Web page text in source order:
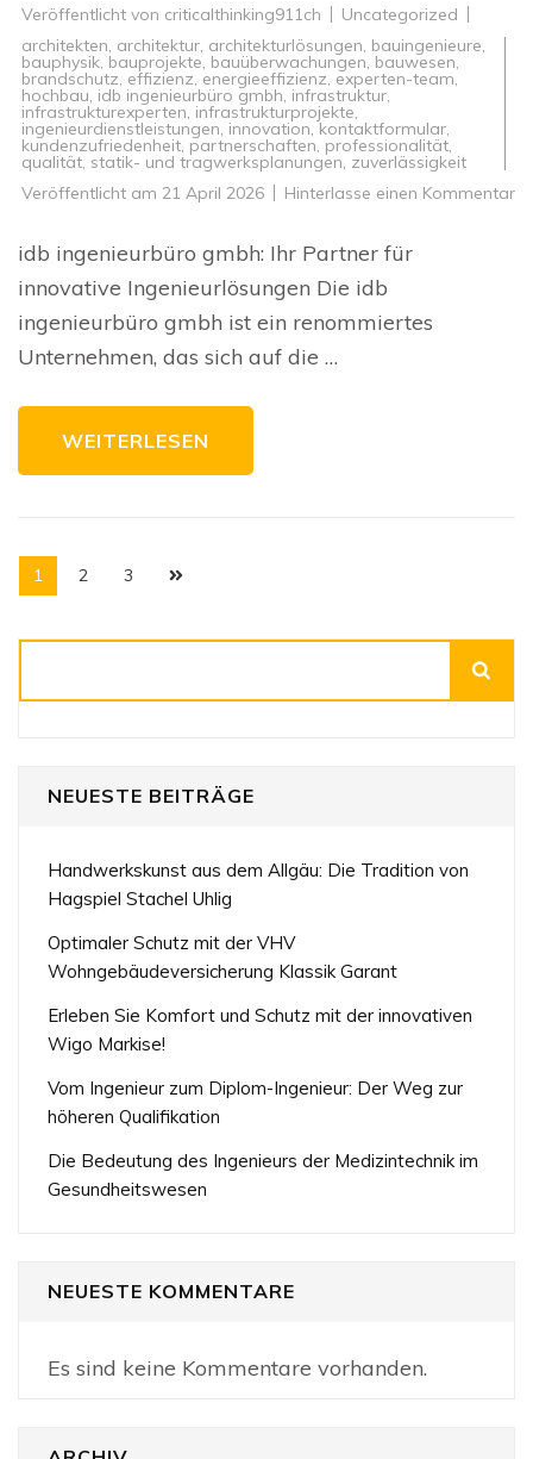
Veröffentlicht von criticalthinking911ch
Uncategorized
architekten, architektur, architekturlösungen, bauingenieure,
bauphysik, bauprojekte, bauüberwachungen, bauwesen,
brandschutz, effizienz, energieeffizienz, experten-team,
hochbau, idb ingenieurbüro gmbh, infrastruktur,
infrastrukturexperten, infrastrukturprojekte,
ingenieurdienstleistungen, innovation,kontaktformular,
kundenzufriedenheit, partnerschaften, professionalität,
qualität, statik- und tragwerksplanungen, zuverlässigkeit
Veröffentlicht am 21 April 2026 Hinterlasse einen Kommentarzu
idb ingenieurbüro gmbh: Ihr Partner für
innovative Ingenieurlösungen Die idb
ingenieurbüro gmbh ist ein renommiertes
Unternehmen, das sich auf die …
WEITERLESEN
Seitennummerierung
Beiträge
Seite
1 Seite
2 Seite
3
NEUESTE BEITRÄGE
Handwerkskunst aus dem Allgäu: Die Tradition von
Hagspiel Stachel Uhlig
Optimaler Schutz mit der VHV
Wohngebäudeversicherung Klassik Garant
Erleben Sie Komfort und Schutz mit der innovativen
Wigo Markise!
Vom Ingenieur zum Diplom-Ingenieur: Der Weg zur
höheren Qualifikation
Die Bedeutung des Ingenieurs der Medizintechnik im
Gesundheitswesen
NEUESTE KOMMENTARE
Es sind keine Kommentare vorhanden.